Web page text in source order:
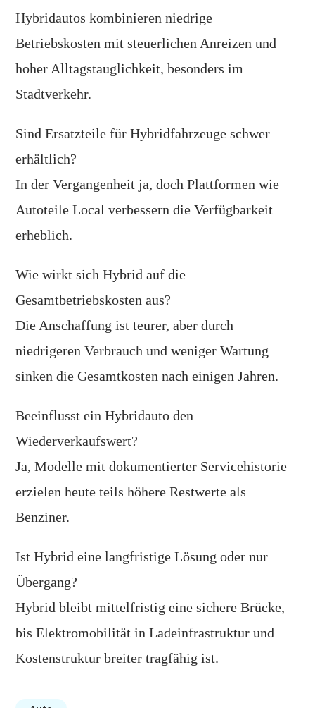
Hybridautos kombinieren niedrige
Betriebskosten mit steuerlichen Anreizen und
hoher Alltagstauglichkeit, besonders im
Stadtverkehr.
Sind Ersatzteile für Hybridfahrzeuge schwer
erhältlich?
In der Vergangenheit ja, doch Plattformen wie
Autoteile Local verbessern die Verfügbarkeit
erheblich.
Wie wirkt sich Hybrid auf die
Gesamtbetriebskosten aus?
Die Anschaffung ist teurer, aber durch
niedrigeren Verbrauch und weniger Wartung
sinken die Gesamtkosten nach einigen Jahren.
Beeinflusst ein Hybridauto den
Wiederverkaufswert?
Ja, Modelle mit dokumentierter Servicehistorie
erzielen heute teils höhere Restwerte als
Benziner.
Ist Hybrid eine langfristige Lösung oder nur
Übergang?
Hybrid bleibt mittelfristig eine sichere Brücke,
bis Elektromobilität in Ladeinfrastruktur und
Kostenstruktur breiter tragfähig ist.